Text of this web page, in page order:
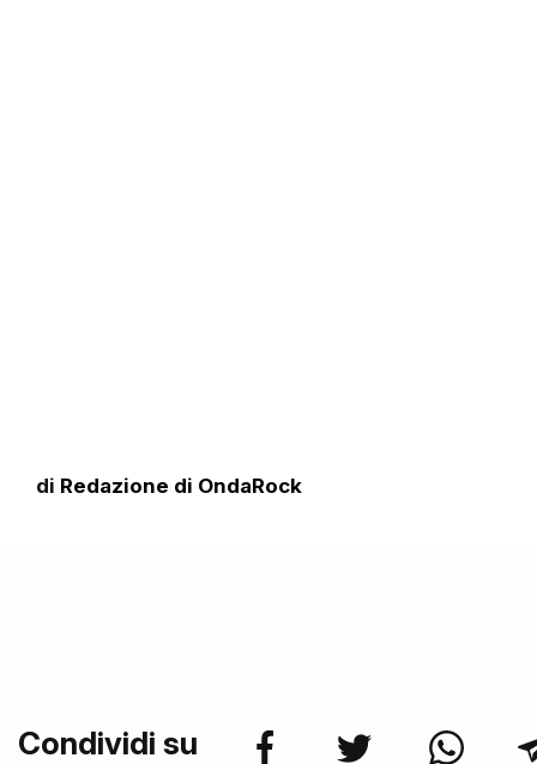
di Redazione di OndaRock
Condividi su